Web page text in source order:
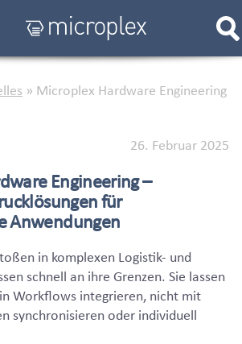
» Microplex Hardware Engineering
26. Februar 2025
Engineering –
für
Anwendungen
in komplexen Logistik- und
schnell an ihre Grenzen. Sie lassen
Workflows integrieren, nicht mit
synchronisieren oder individuell